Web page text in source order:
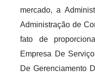
mercado, a
Administração de
fato de
Empresa De
De Gerenciamento